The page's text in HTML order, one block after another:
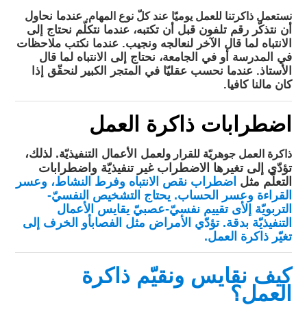
نستعمل ذاكرتنا للعمل يوميّا عند كلّ نوع المهام. عندما نحاول
أن نتذكّر رقم تلفون قبل أن تكتبه، عندما نتكلّم نحتاج إلى
الانتباه لما قال الآخر لنعالجه ونجيب. عندما نكتب ملاحظات
في المدرسة أو في الجامعة، نحتاج إلى الانتباه لما قال
الأستاذ. عندما نحسب عقليّا في المتجر الكبير لنحقّق إذا
كان مالنا كافيا.
اضطرابات ذاكرة العمل
ذاكرة العمل جوهريّة للقرارولعمل الأعمال التنفيذيّة. لذلك،
تؤدّي إلى تغيرها الاضطراب غير تنفيذيّة واضطرابات
التعلّم مثل اضطراب نقص الانتباه وفرط النشاط، وعسر
القراءة وعسر الحساب. يحتاج التشخيص النفسيّ-
التربويّة إلأىتقييم نفسيّ-عصبيّ يقايس الأعمال
التنفيذيّة بدقة. تؤدّي الأمراض مثل الفصابأو الخرف إلى
تغيّر ذاكرة العمل.
كيف نقايس ونقيّم ذاكرة
العمل؟